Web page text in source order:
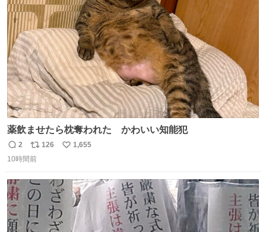
薬飲ませたら枕奪われた かわいい知能犯
返
信
2
リ
ポ
ト
数
126
い
数
1,655
10時間前